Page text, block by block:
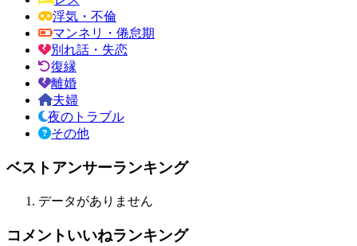
浮気・不倫
マンネリ・倦怠期
別れ話・失恋
復縁
離婚
夫婦
夜のトラブル
その他
ベストアンサーランキング
データがありません
コメントいいねランキング